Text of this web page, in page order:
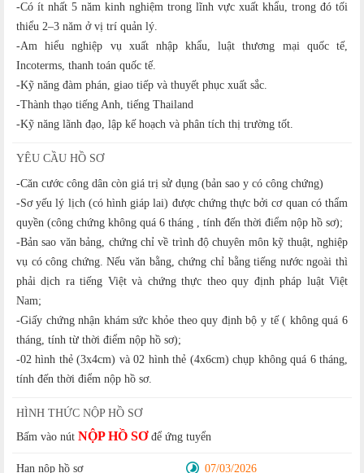
-Có ít nhất 5 năm kinh nghiệm trong lĩnh vực xuất khẩu, trong đó tối
thiểu 2–3 năm ở vị trí quản lý.
-Am hiểu nghiệp vụ xuất nhập khẩu, luật thương mại quốc tế,
Incoterms, thanh toán quốc tế.
-Kỹ năng đàm phán, giao tiếp và thuyết phục xuất sắc.
-Thành thạo tiếng Anh, tiếng Thailand
-Kỹ năng lãnh đạo, lập kế hoạch và phân tích thị trường tốt.
YÊU CẦU HỒ SƠ
-Căn cước công dân còn giá trị sử dụng (bản sao y có công chứng)
-Sơ yếu lý lịch (có hình giáp lai) được chứng thực bởi cơ quan có thẩm
quyền (công chứng không quá 6 tháng , tính đến thời điểm nộp hồ sơ);
-Bản sao văn bảng, chứng chỉ về trình độ chuyên môn kỹ thuật, nghiệp
vụ có công chứng. Nếu văn bằng, chứng chỉ bằng tiếng nước ngoài thì
phải dịch ra tiếng Việt và chứng thực theo quy định pháp luật Việt
Nam;
-Giấy chứng nhận khám sức khỏe theo quy định bộ y tế ( không quá 6
tháng, tính từ thời điểm nộp hồ sơ);
-02 hình thẻ (3x4cm) và 02 hình thẻ (4x6cm) chụp không quá 6 tháng,
tính đến thời điểm nộp hồ sơ.
HÌNH THỨC NỘP HỒ SƠ
Bấm vào nút NỘP HỒ SƠđể ứng tuyển
Hạn nộp hồ sơ 07/03/2026